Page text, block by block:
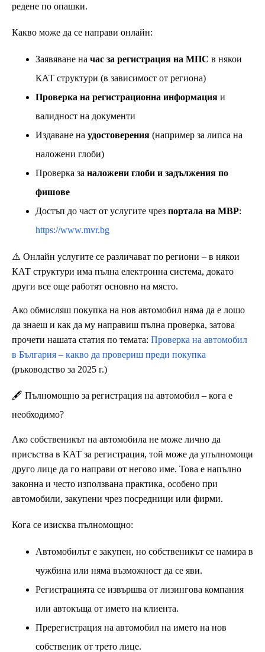
редене по опашки.
Какво може да се направи онлайн:
Заявяване на час за регистрация на МПС в някои
КАТ структури (в зависимост от региона)
Проверка на регистрационна информация и
валидност на документи
Издаване на удостоверения (например за липса на
наложени глоби)
Проверка за наложени глоби и задължения по
фишове
Достъп до част от услугите чрез портала на МВР:
https://www.mvr.bg
⚠️ Онлайн услугите се различават по региони – в някои
КАТ структури има пълна електронна система, докато
други все още работят основно на място.
Ако обмисляш покупка на нов автомобил няма да е лошо
да знаеш и как да му направиш пълна проверка, затова
прочети нашата статия по темата: Проверка на автомобил
в България – какво да провериш преди покупка
(ръководство за 2025 г.)
🖋️ Пълномощно за регистрация на автомобил – кога е
необходимо?
Ако собственикът на автомобила не може лично да
присъства в КАТ за регистрация, той може да упълномощи
друго лице да го направи от негово име. Това е напълно
законна и често използвана практика, особено при
автомобили, закупени чрез посредници или фирми.
Кога се изисква пълномощно:
Автомобилът е закупен, но собственикът се намира в
чужбина или няма възможност да се яви.
Регистрацията се извършва от лизингова компания
или автокъща от името на клиента.
Пререгистрация на автомобил на името на нов
собственик от трето лице.